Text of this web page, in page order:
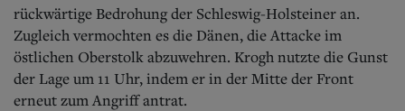
rückwärtige Bedrohung der Schleswig-Holsteiner an.
Zugleich vermochten es die Dänen, die Attacke im
östlichen Oberstolk abzuwehren. Krogh nutzte die Gunst
der Lage um 11 Uhr, indem er in der Mitte der Front
erneut zum Angriff antrat.